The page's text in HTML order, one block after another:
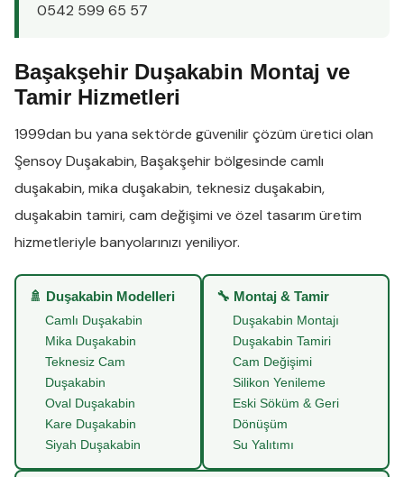
0542 599 65 57
Başakşehir Duşakabin Montaj ve
Tamir Hizmetleri
1999dan bu yana sektörde güvenilir çözüm üretici olan
Şensoy Duşakabin,Başakşehirbölgesinde camlı
duşakabin,mika duşakabin, teknesiz duşakabin,
duşakabin tamiri,cam değişimi ve özel tasarım üretim
hizmetleriyle banyolarınızı yeniliyor.
🚿 Duşakabin Modelleri
Camlı Duşakabin
Mika Duşakabin
Teknesiz Cam
Duşakabin
Oval Duşakabin
Kare Duşakabin
Siyah Duşakabin
🔧 Montaj & Tamir
Duşakabin Montajı
Duşakabin Tamiri
Cam Değişimi
Silikon Yenileme
Eski Söküm & Geri
Dönüşüm
Su Yalıtımı